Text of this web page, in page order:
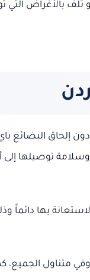
بالأغراض التي
إلحاق البضائع
توصيلها إلى
بها دائماً
متناول الجميع،